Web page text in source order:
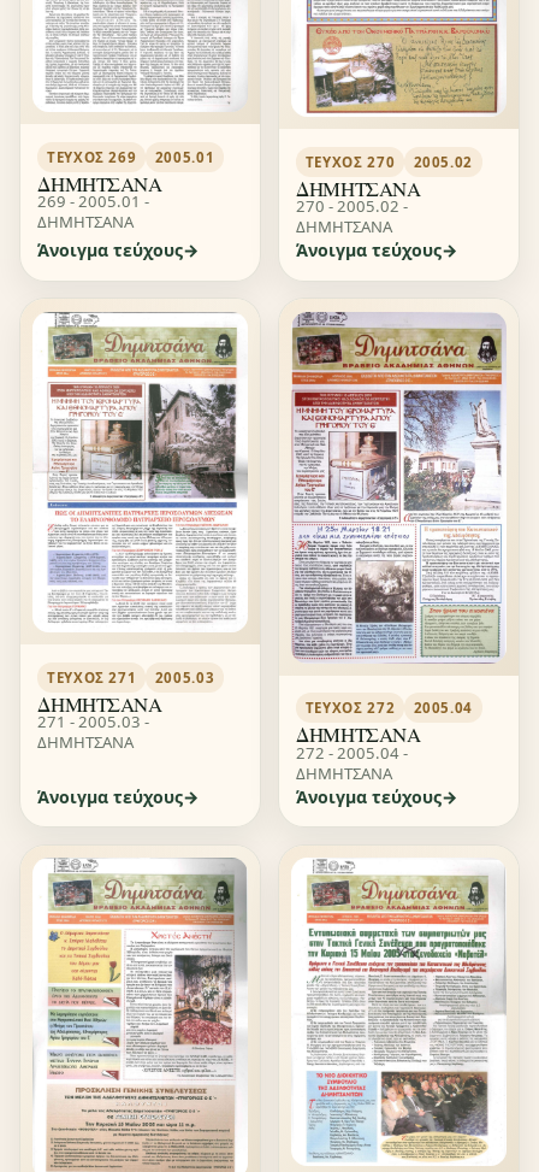
ΤΕΎΧΟΣ 269 2005.01
ΔΗΜΗΤΣΑΝΑ
269 - 2005.01 -
ΔΗΜΗΤΣΑΝΑ
Άνοιγμα τεύχους
ΤΕΎΧΟΣ 270 2005.02
ΔΗΜΗΤΣΑΝΑ
270 - 2005.02 -
ΔΗΜΗΤΣΑΝΑ
Άνοιγμα τεύχους
ΤΕΎΧΟΣ 271 2005.03
ΔΗΜΗΤΣΑΝΑ
271 - 2005.03 -
ΔΗΜΗΤΣΑΝΑ
Άνοιγμα τεύχους
ΤΕΎΧΟΣ 272 2005.04
ΔΗΜΗΤΣΑΝΑ
272 - 2005.04 -
ΔΗΜΗΤΣΑΝΑ
Άνοιγμα τεύχους